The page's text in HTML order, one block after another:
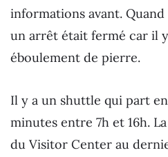
informations avant. Quand
un arrêt était fermé car il
éboulement de pierre.
Il y a un shuttle qui part
minutes entre 7h et 16h.
du Visitor Center au